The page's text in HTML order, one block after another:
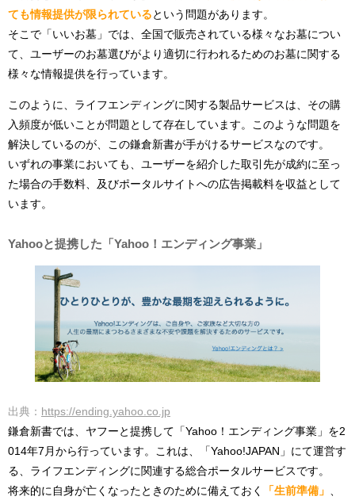
ても情報提供が限られている という問題があります。
そこで「いいお墓」では、全国で販売されている様々なお墓につい
て、ユーザーのお墓選びがより適切に行われるためのお墓に関する
様々な情報提供を行っています。
このように、ライフエンディングに関する製品サービスは、その購
入頻度が低いことが問題として存在しています。このような問題を
解決しているのが、この鎌倉新書が手がけるサービスなのです。
いずれの事業においても、ユーザーを紹介した取引先が成約に至っ
た場合の手数料、及びポータルサイトへの広告掲載料を収益として
います。
Yahooと提携した「Yahoo！エンディング事業」
出典： https://ending.yahoo.co.jp
鎌倉新書では、ヤフーと提携して「Yahoo！エンディング事業」を2
014年7月から行っています。これは、
「Yahoo!JAPAN」にて運営す
る、ライフエンディングに関連する総合ポータルサービスです。
将来的に自身が亡くなったときのために備えておく
「生前準備」